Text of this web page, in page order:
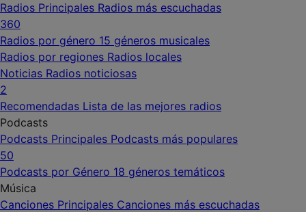
Radios Principales Radios más escuchadas
360
Radios por género 15 géneros musicales
Radios por regiones Radios locales
Noticias Radios noticiosas
2
Recomendadas Lista de las mejores radios
Podcasts
Podcasts Principales Podcasts más populares
50
Podcasts por Género 18 géneros temáticos
Música
Canciones Principales Canciones más escuchadas